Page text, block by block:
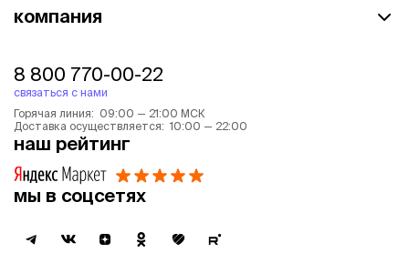
компания
8 800 770-00-22
связаться с нами
Горячая линия: 09:00 — 21:00 МСК
Доставка осуществляется: 10:00 — 22:00
наш рейтинг
мы в соцсетях